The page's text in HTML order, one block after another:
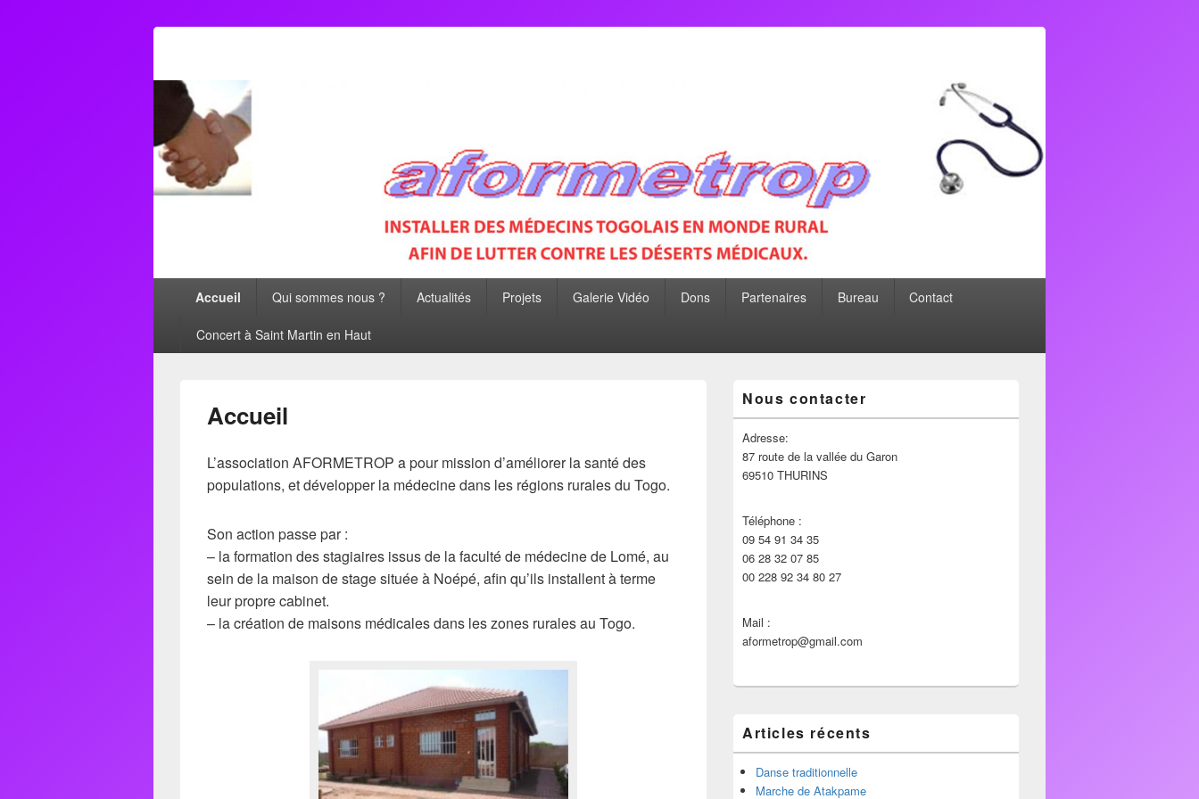
AFORMETROP
principalAccueil Qui sommes nous ? Actualités Projets Galerie Vidéo Dons Partenaires Bureau Contact
Concert à Saint Martin en Haut
Accueil
L’association AFORMETROP a pour mission d’améliorer la santé des
populations, et développer la médecine dans les régions rurales du Togo.
Son action passe par :
– la formation des stagiaires issus de la faculté de médecine de Lomé, au
sein de la maison de stage située à Noépé, afin qu’ils installent à terme
leur propre cabinet.
– la création de maisons médicales dans les zones rurales au Togo.
principale
de
widget
pour
barre
Nous contacter
Adresse:
87 route de la vallée du Garon
69510 THURINS
Téléphone :
09 54 91 34 35
06 28 32 07 85
00 228 92 34 80 27
Mail :
aformetrop@gmail.com
Articles récents
Danse traditionnelle
Marche de Atakpame